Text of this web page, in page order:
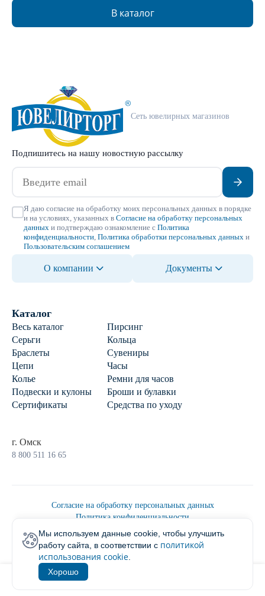
В каталог
1
Сеть ювелирных магазинов
Подпишитесь на нашу новостную рассылку
Я даю согласие на обработку моих персональных данных в порядке
и на условиях, указанных в Согласие на обработку персональных
данных и подтверждаю ознакомление с Политика
конфиденциальности Политика обработки персональных данных и
Пользовательским соглашением
О компании Документы
Каталог
Весь каталог
Пирсинг
Серьги
Кольца
Браслеты
Сувениры
Цепи
Часы
Колье
Ремни для часов
Подвески и кулоны
Броши и булавки
Сертификаты
Средства по уходу
г. Омск
8 800 511 16 65
Согласие на обработку персональных данных
Политика конфиденциальности
Политика обработки персональных данных
Пользовательским соглашением
2026 © Ювелирторг
Мы используем данные cookie, чтобы улучшить
работу сайта, в соответствии с политикой
использования cookie
Хорошо